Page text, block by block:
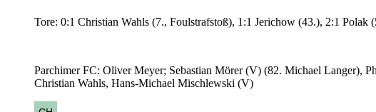
Tore: 0:1 Christian Wahls (7., Foulstrafstoß), 1:1 Jerichow (43.), 2:1
Parchimer FC: Oliver Meyer; Sebastian Mörer (V) (82. Michael Langer),
Christian Wahls, Hans-Michael Mischlewski (V)